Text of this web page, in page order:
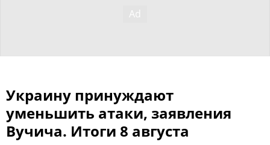
Украину принуждают
уменьшить атаки, заявления
Вучича. Итоги 8 августа